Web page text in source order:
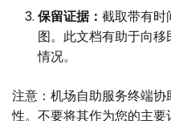
保留证据： 截取带有时
图。此文档有助于向
情况。
注意：机场自助服务终端
性。不要将其作为您的主